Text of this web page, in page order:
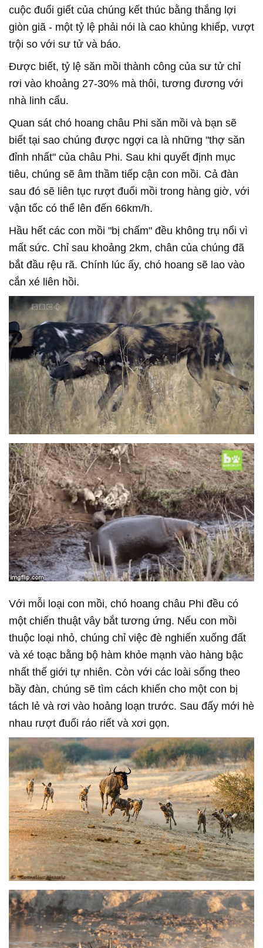
cuộc đuổi giết của chúng kết thúc bằng thắng lợi
giòn giã - một tỷ lệ phải nói là cao khủng khiếp, vượt
trội so với sư tử và báo.
Được biết, tỷ lệ săn mồi thành công của sư tử chỉ
rơi vào khoảng 27-30% mà thôi, tương đương với
nhà linh cẩu.
Quan sát chó hoang châu Phi săn mồi và bạn sẽ
biết tại sao chúng được ngợi ca là những "thợ săn
đỉnh nhất" của châu Phi. Sau khi quyết định mục
tiêu, chúng sẽ âm thầm tiếp cận con mồi. Cả đàn
sau đó sẽ liên tục rượt đuổi mồi trong hàng giờ, với
vận tốc có thể lên đến 66km/h.
Hầu hết các con mồi "bị chấm" đều không trụ nổi vì
mất sức. Chỉ sau khoảng 2km, chân của chúng đã
bắt đầu rệu rã. Chính lúc ấy, chó hoang sẽ lao vào
cắn xé liên hồi.
Với mỗi loại con mồi, chó hoang châu Phi đều có
một chiến thuật vây bắt tương ứng. Nếu con mồi
thuộc loại nhỏ, chúng chỉ việc đè nghiến xuống đất
và xé toạc bằng bộ hàm khỏe mạnh vào hàng bậc
nhất thế giới tự nhiên. Còn với các loài sống theo
bầy đàn, chúng sẽ tìm cách khiến cho một con bị
tách lẻ và rơi vào hoảng loạn trước. Sau đấy mới hè
nhau rượt đuổi ráo riết và xơi gọn.